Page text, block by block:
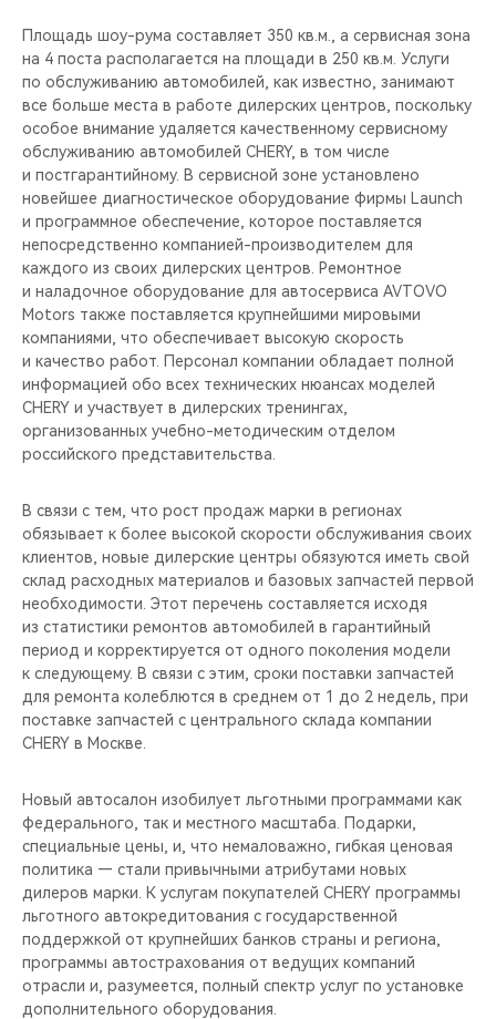
Площадь шоу-рума составляет 350 кв.м., а сервисная зона
на 4 поста располагается на площади в 250 кв.м. Услуги
по обслуживанию автомобилей, как известно, занимают
все больше места в работе дилерских центров, поскольку
особое внимание удаляется качественному сервисному
обслуживанию автомобилей CHERY, в том числе
и постгарантийному. В сервисной зоне установлено
новейшее диагностическое оборудование фирмы Launch
и программное обеспечение, которое поставляется
непосредственно компанией-производителем для
каждого из своих дилерских центров. Ремонтное
и наладочное оборудование для автосервиса AVTOVO
Motors также поставляется крупнейшими мировыми
компаниями, что обеспечивает высокую скорость
и качество работ. Персонал компании обладает полной
информацией обо всех технических нюансах моделей
CHERY и участвует в дилерских тренингах,
организованных учебно-методическим отделом
российского представительства.
В связи с тем, что рост продаж марки в регионах
обязывает к более высокой скорости обслуживания своих
клиентов, новые дилерские центры обязуются иметь свой
склад расходных материалов и базовых запчастей первой
необходимости. Этот перечень составляется исходя
из статистики ремонтов автомобилей в гарантийный
период и корректируется от одного поколения модели
к следующему. В связи с этим, сроки поставки запчастей
для ремонта колеблются в среднем от 1 до 2 недель, при
поставке запчастей с центрального склада компании
CHERY в Москве.
Новый автосалон изобилует льготными программами как
федерального, так и местного масштаба. Подарки,
специальные цены, и, что немаловажно, гибкая ценовая
политика — стали привычными атрибутами новых
дилеров марки. К услугам покупателей CHERY программы
льготного автокредитования с государственной
поддержкой от крупнейших банков страны и региона,
программы автострахования от ведущих компаний
отрасли и, разумеется, полный спектр услуг по установке
дополнительного оборудования.